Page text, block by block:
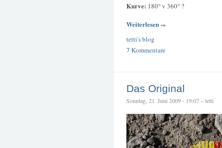
Kurve: 180° v 360° ?
Weiterlesen -»
tetti's blog
7 Kommentare
Das Original
Sonntag, 21. Juni 2009 - 19:07 – tetti